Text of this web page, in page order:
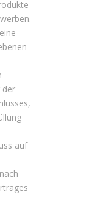
der
auf